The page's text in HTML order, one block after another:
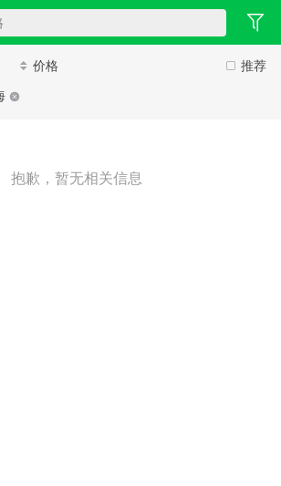
推荐
价格
抱歉，暂无相关信息